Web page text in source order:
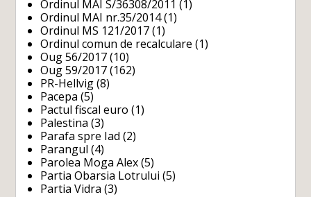
Ordinul MAI S/36308/2011 (1)
Ordinul MAI nr.35/2014(1)
Ordinul MS 121/2017 (1)
Ordinul comun de recalculare (1)
Oug 56/2017 (10)
Oug 59/2017 (162)
PR-Hellvig (8)
Pacepa (5)
Pactul fiscal euro (1)
Palestina (3)
Parafa spre Iad (2)
Parangul (4)
Parolea Moga Alex (5)
Partia Obarsia Lotrului (5)
Partia Vidra (3)